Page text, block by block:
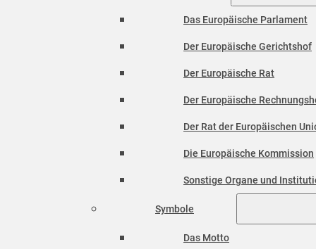
Das Europäische Parlament
Der Europäische Gerichtshof
Der Europäische Rat
Der Europäische
Der Rat der Europäischen
Die Europäische Kommission
Sonstige Organe und
Symbole
Das Motto